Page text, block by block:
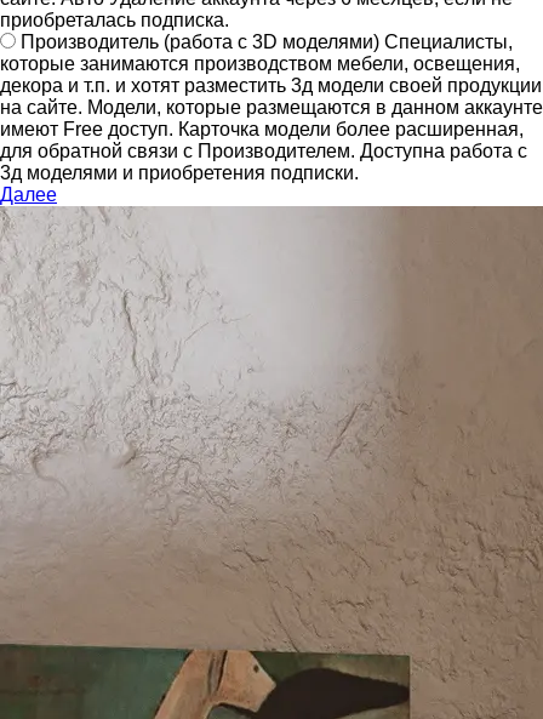
приобреталась подписка.
Производитель (работа с 3D моделями) Специалисты,
которые занимаются производством мебели, освещения,
декора и т.п. и хотят разместить 3д модели своей продукции
на сайте. Модели, которые размещаются в данном аккаунте
имеют Free доступ. Карточка модели более расширенная,
для обратной связи с Производителем. Доступна работа с
3д моделями и приобретения подписки.
Далее